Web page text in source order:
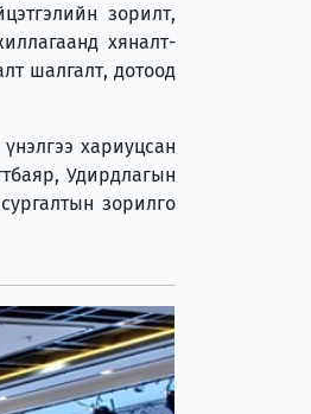
зорилт,
хяналт-
шалгалт, дотоод
хариуцсан
Удирдлагын
зорилго